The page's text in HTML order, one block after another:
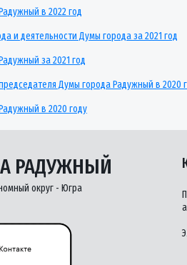
в 2022 год
и деятельности Думы города за 2021 год
за 2021 год
Думы города Радужный в 2020
в 2020 году
РАДУЖНЫЙ
округ - Югра